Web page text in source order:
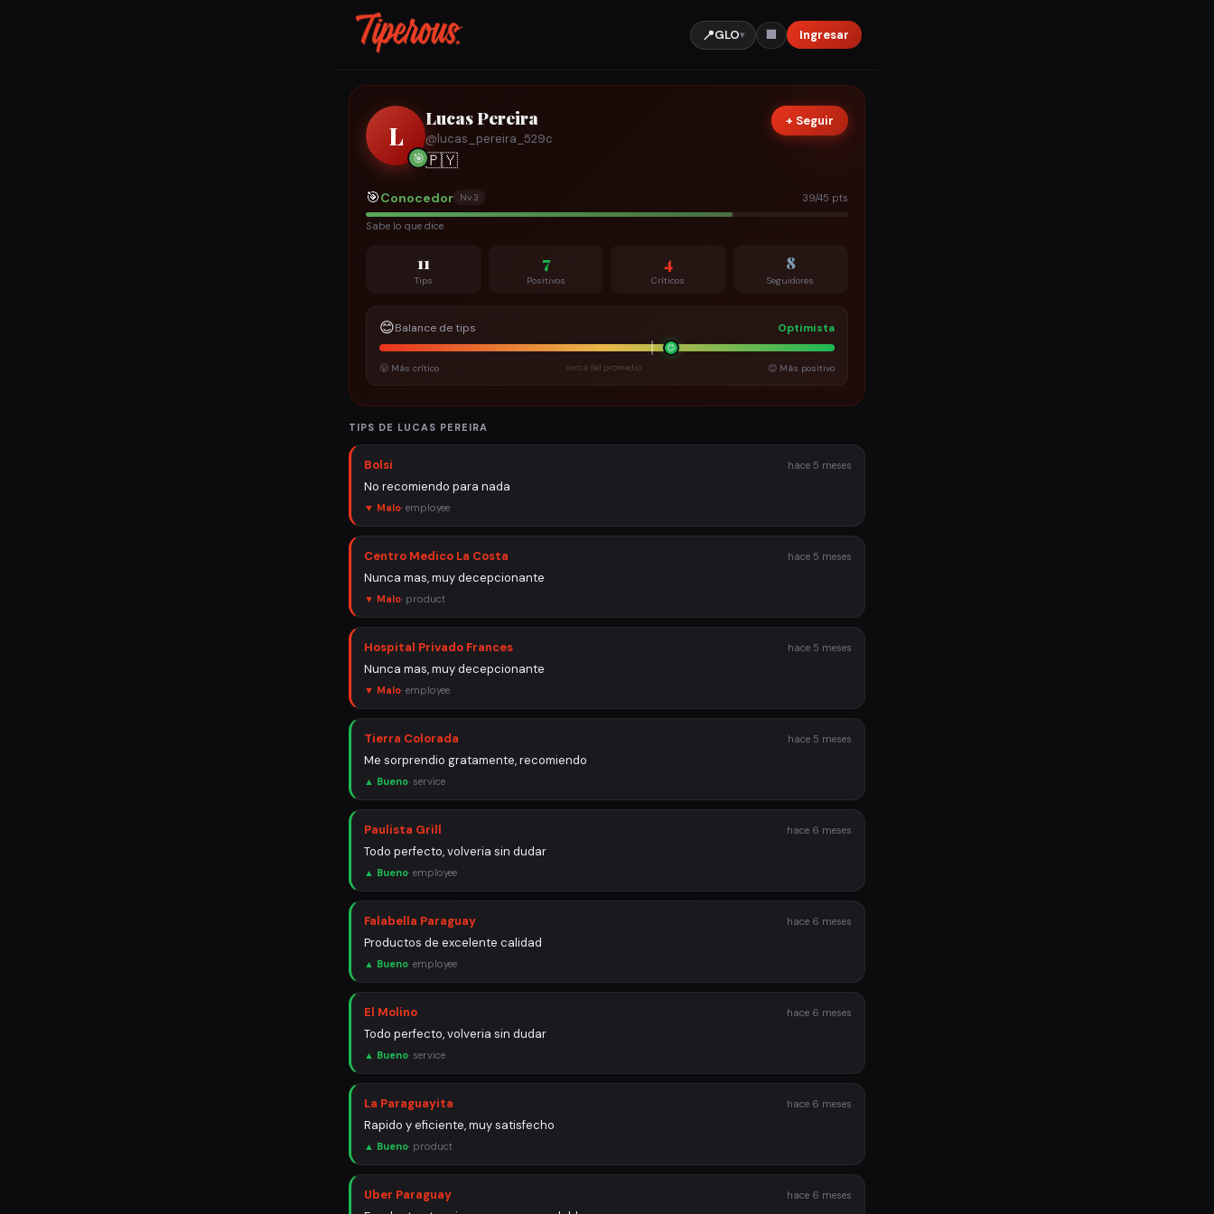
📍GLO▾ 🏢 Ingresar
L
🎯
Lucas Pereira
@lucas_pereira_529c
🇵🇾
+ Seguir
🎯Conocedor Nv.3 39/45 pts
Sabe lo que dice
11
Tips
7
Positivos
4
Críticos
8
Seguidores
😊Balance de tips Optimista
😊
😤 Más crítico cerca del promedio 😊 Más positivo
TIPS DE LUCAS PEREIRA
Bolsi hace 5 meses
No recomiendo para nada
▼ Malo· employee
Centro Medico La Costa hace 5 meses
Nunca mas, muy decepcionante
▼ Malo· product
Hospital Privado Frances hace 5 meses
Nunca mas, muy decepcionante
▼ Malo· employee
Tierra Colorada hace 5 meses
Me sorprendio gratamente, recomiendo
▲ Bueno· service
Paulista Grill hace 6 meses
Todo perfecto, volveria sin dudar
▲ Bueno· employee
Falabella Paraguay hace 6 meses
Productos de excelente calidad
▲ Bueno· employee
El Molino hace 6 meses
Todo perfecto, volveria sin dudar
▲ Bueno· service
La Paraguayita hace 6 meses
Rapido y eficiente, muy satisfecho
▲ Bueno· product
Uber Paraguay hace 6 meses